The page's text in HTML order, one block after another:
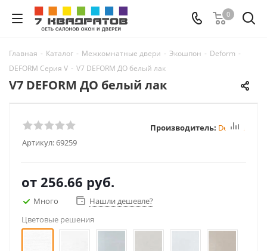
0
Главная - Каталог - Межкомнатные двери - Экошпон - Deform -
DEFORM Серия V - V7 DEFORM ДО белый лак
V7 DEFORM ДО белый лак
Артикул:69259
Производитель: Deform
от 256.66 руб.
Много
Нашли дешевле?
Цветовые решения